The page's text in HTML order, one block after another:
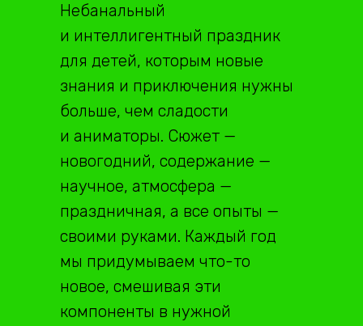
Небанальный
и интеллигентный праздник
для детей, которым новые
знания и приключения нужны
больше, чем сладости
и аниматоры. Сюжет —
новогодний, содержание —
научное, атмосфера —
праздничная, а все опыты —
своими руками. Каждый год
мы придумываем что-то
новое, смешивая эти
компоненты в нужной